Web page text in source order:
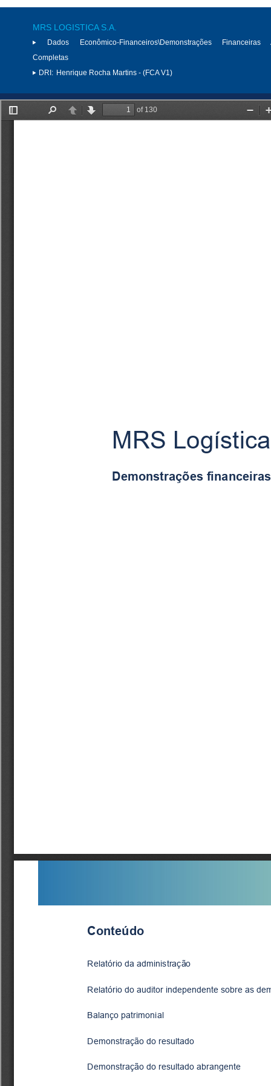
MRS LOGISTICA S.A.
Dados Econômico-Financeiros\Demonstrações Financeiras
Completas
DRI: Henrique Rocha Martins - (FCA V1)